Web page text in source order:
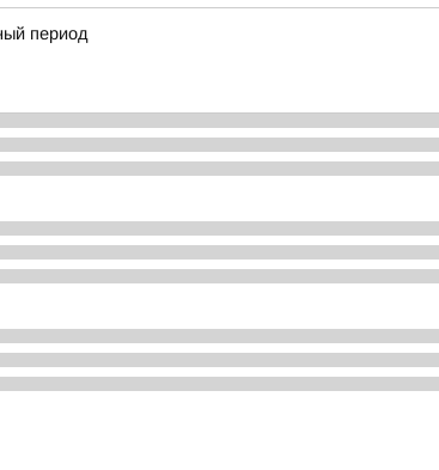
период